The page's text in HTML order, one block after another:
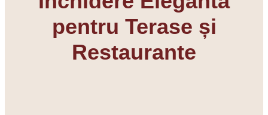
pentru Terase și
Restaurante